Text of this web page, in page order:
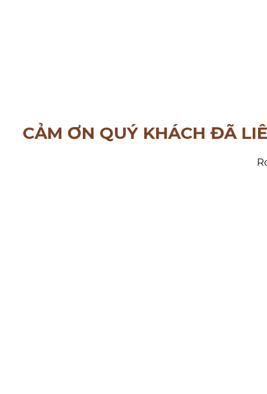
CẢM ƠN QUÝ KHÁCH ĐÃ